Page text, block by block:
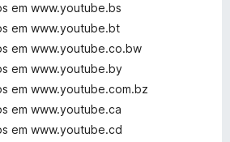
em www.youtube.bs
em www.youtube.bt
em www.youtube.co.bw
em www.youtube.by
em www.youtube.com.bz
em www.youtube.ca
em www.youtube.cd